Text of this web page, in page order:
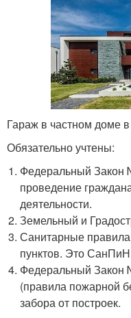
Гараж в частном доме
Обязательно учтены:
Федеральный Закон
проведение
деятельности.
Земельный и
Санитарные
пунктов. Это
Федеральный
(правила пожарной
забора от построек.